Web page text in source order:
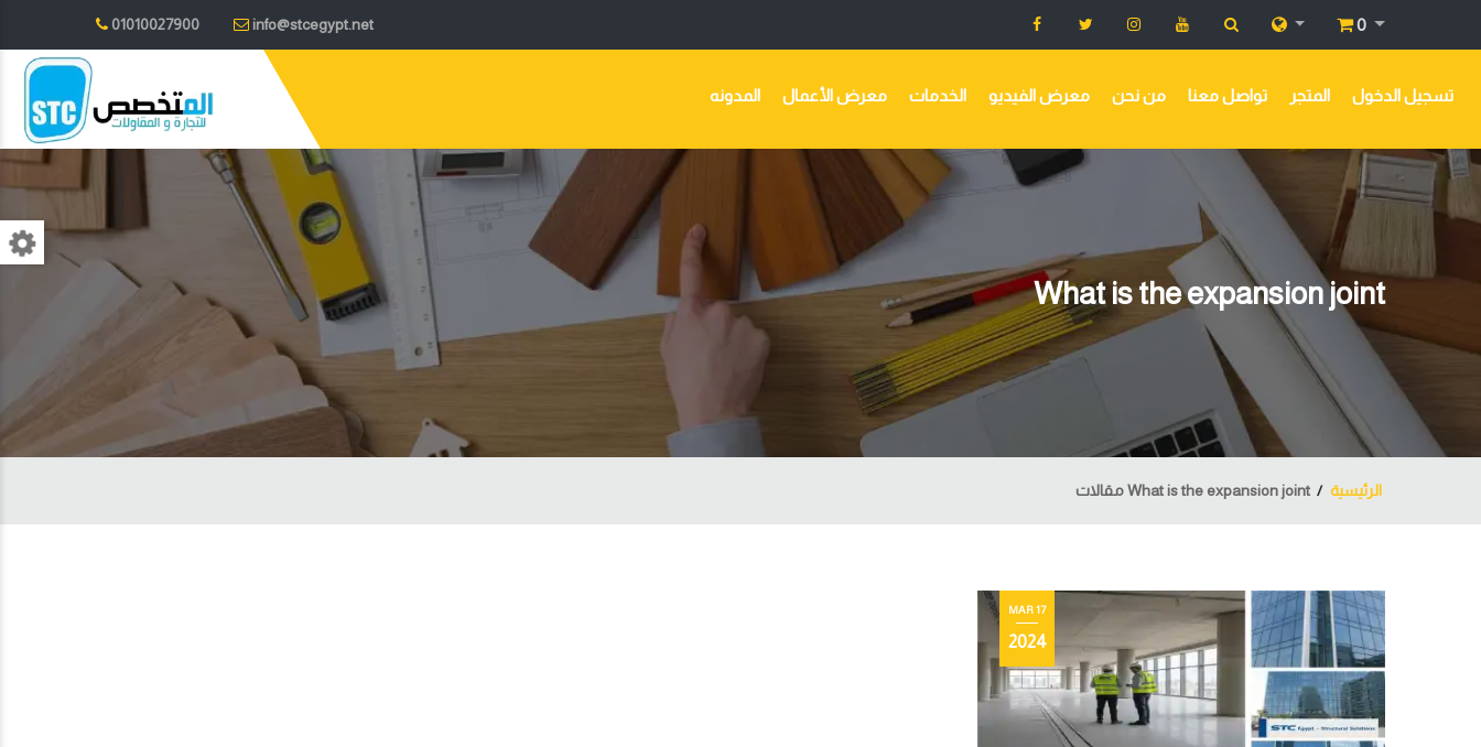
01010027900 info@stcegypt.net 0
المدونه معرض الأعمال الخدمات معرض الفيديو من نحن تواصل معنا المتجر تسجيل الدخول
What is the expansion joint
الرئيسية What is the expansion joint مقالات
17 MAR
2024